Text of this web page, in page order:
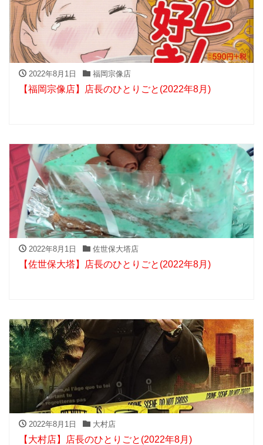
2022年8月1日 福岡宗像店
【福岡宗像店】店長のひとりごと(2022年8月)
2022年8月1日 佐世保大塔店
【佐世保大塔】店長のひとりごと(2022年8月)
2022年8月1日 大村店
【大村店】店長のひとりごと(2022年8月)